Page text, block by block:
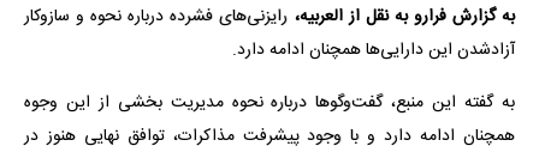
به گزارش فرارو به نقل از العربیه، رایزنی‌های فشرده درباره نحوه و سازوکار
آزادشدن این دارایی‌ها همچنان ادامه دارد.
به گفته این منبع، گفت‌وگوها درباره نحوه مدیریت بخشی از این وجوه
همچنان ادامه دارد و با وجود پیشرفت مذاکرات، توافق نهایی هنوز در